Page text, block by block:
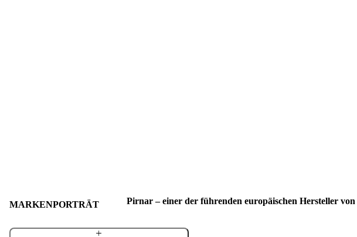
MARKENPORTRÄT Pirnar – einer der führenden europäischen Hersteller